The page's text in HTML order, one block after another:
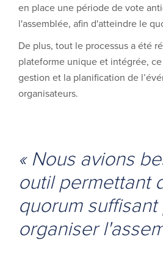
en place une période de vote
l'assemblée, afin d'atteindre le
De plus, tout le processus a été
plateforme unique et intégrée,
gestion et la planification de
organisateurs.
« Nous avions
outil permettant
quorum
organiser